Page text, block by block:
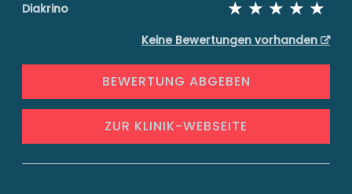
Diakrino
Keine Bewertungen vorhanden
BEWERTUNG ABGEBEN
ZUR KLINIK-WEBSEITE